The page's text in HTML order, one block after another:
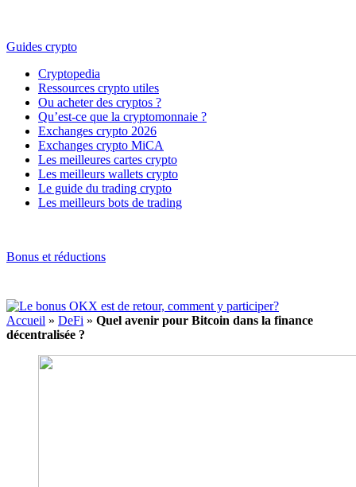
Guides crypto
Cryptopedia
Ressources crypto utiles
Ou acheter des cryptos ?
Qu’est-ce que la cryptomonnaie ?
Exchanges crypto 2026
Exchanges crypto MiCA
Les meilleures cartes crypto
Les meilleurs wallets crypto
Le guide du trading crypto
Les meilleurs bots de trading
Bonus et réductions
Accueil » DeFi » Quel avenir pour Bitcoin dans la finance
décentralisée ?